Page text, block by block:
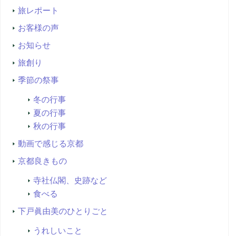
旅レポート
お客様の声
お知らせ
旅創り
季節の祭事
冬の行事
夏の行事
秋の行事
動画で感じる京都
京都良きもの
寺社仏閣、史跡など
食べる
下戸眞由美のひとりごと
うれしいこと